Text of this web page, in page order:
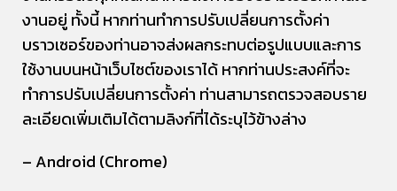
งานอยู่ ทั้งนี้ หากท่านทำการปรับเปลี่ยนการตั้งค่า
บราวเซอร์ของท่านอาจส่งผลกระทบต่อรูปแบบและการ
ใช้งานบนหน้าเว็บไซต์ของเราได้ หากท่านประสงค์ที่จะ
ทำการปรับเปลี่ยนการตั้งค่า ท่านสามารถตรวจสอบราย
ละเอียดเพิ่มเติมได้ตามลิงก์ที่ได้ระบุไว้ข้างล่าง
– Android (Chrome)